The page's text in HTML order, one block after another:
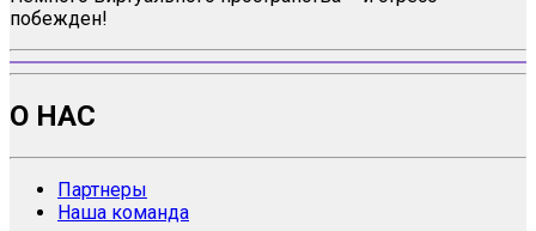
побежден!
О НАС
Партнеры
Наша команда